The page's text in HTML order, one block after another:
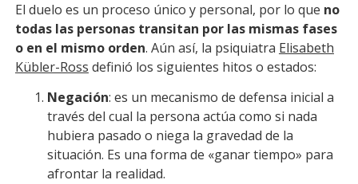
El duelo es un proceso único y personal, por lo que no
todas las personas transitan por las mismas fases
o en el mismo orden. Aún así, la psiquiatra Elisabeth
Kübler-Ross definió los siguientes hitos o estados:
Negación: es un mecanismo de defensa inicial a
través del cual la persona actúa como si nada
hubiera pasado o niega la gravedad de la
situación. Es una forma de «ganar tiempo» para
afrontar la realidad.